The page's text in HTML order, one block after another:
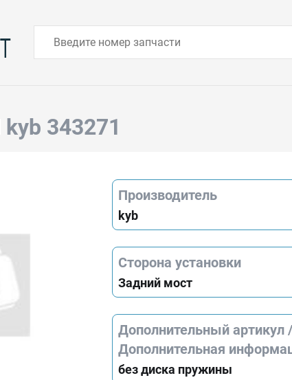
kyb 343271
Производитель
kyb
Сторона установки
Задний мост
Дополнительный артикул /
Дополнительная
без диска пружины